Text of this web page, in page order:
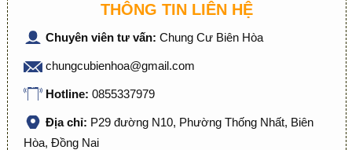
THÔNG TIN LIÊN HỆ
Chuyên viên tư vấn: Chung Cư Biên Hòa
chungcubienhoa@gmail.com
Hotline: 0855337979
Địa chỉ: P29 đường N10, Phường Thống Nhất, Biên
Hòa, Đồng Nai